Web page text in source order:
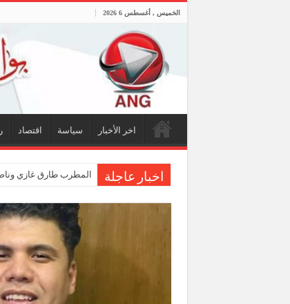
الخميس , أغسطس 6 2026
اخر الأخبار سياسة اقتصاد
اخبار عاجلة المطرب طارق غازي